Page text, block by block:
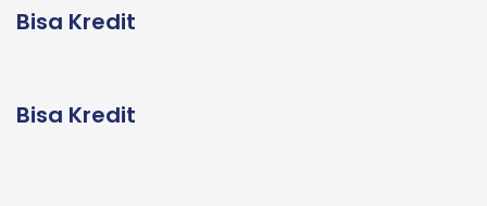
Bisa Kredit
Bisa Kredit